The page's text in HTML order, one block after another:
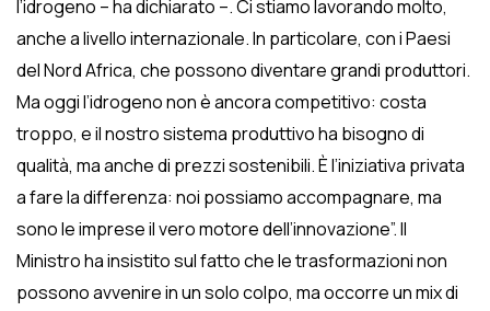
l’idrogeno – ha dichiarato –. Ci stiamo lavorando molto,
anche a livello internazionale. In particolare, con i Paesi
del Nord Africa, che possono diventare grandi produttori.
Ma oggi l’idrogeno non è ancora competitivo: costa
troppo, e il nostro sistema produttivo ha bisogno di
qualità, ma anche di prezzi sostenibili. È l’iniziativa privata
a fare la differenza: noi possiamo accompagnare, ma
sono le imprese il vero motore dell’innovazione”. Il
Ministro ha insistito sul fatto che le trasformazioni non
possono avvenire in un solo colpo, ma occorre un mix di